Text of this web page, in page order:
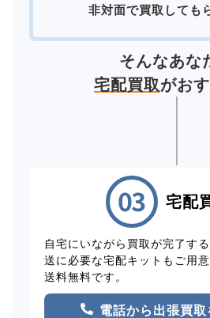
非対面で買取しても
そんなあな
宅配買取がお
宅配
自宅にいながら買取が完了す
送に必要な宅配キットもご用
送料無料です。
電話から出張買